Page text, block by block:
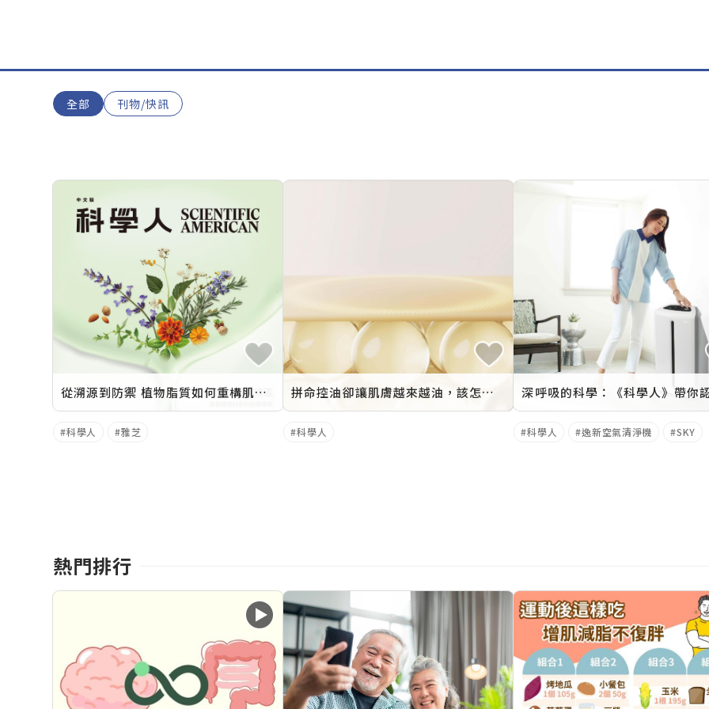
全部 刊物/快訊
從溯源到防禦 植物脂質如何重構肌膚邊界？
科學人 雅芝
拼命控油卻讓肌膚越來越油，該怎麼辦？
科學人 科學人 逸新空氣清淨機 SKY
熱門排行